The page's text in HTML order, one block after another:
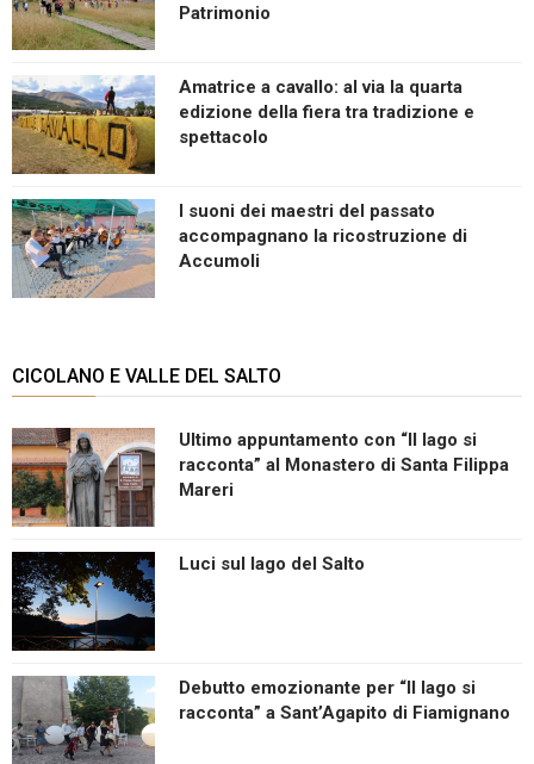
Patrimonio
Amatrice a cavallo: al via la quarta
edizione della fiera tra tradizione e
spettacolo
I suoni dei maestri del passato
accompagnano la ricostruzione di
Accumoli
CICOLANO E VALLE DEL SALTO
Ultimo appuntamento con “Il lago si
racconta” al Monastero di Santa Filippa
Mareri
Luci sul lago del Salto
Debutto emozionante per “Il lago si
racconta” a Sant’Agapito di Fiamignano